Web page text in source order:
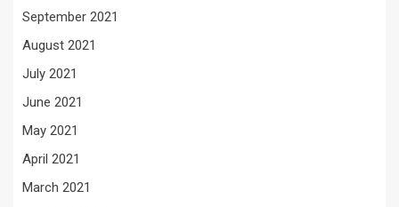
September 2021
August 2021
July 2021
June 2021
May 2021
April 2021
March 2021